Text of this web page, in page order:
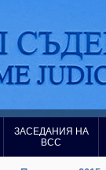
ЗАСЕДАНИЯ НА
ВСС